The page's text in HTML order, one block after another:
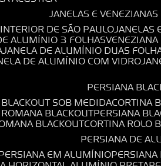
JANELAS E
DE SÃO PAULO
ALUMÍNIO 3 FOLHAS
JANELA DE ALUMÍNIO DUAS
DE ALUMÍNIO COM VIDRO
PERSIANA
BLACKOUT SOB MEDIDA CORTINA
ROMANA BLACKOUT PERSIANA
BLACKOUT CORTINA ROLO
PERSIANA DE
PERSIANA EM ALUMÍNIO